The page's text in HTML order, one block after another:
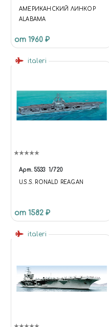
АМЕРИКАНСКИЙ ЛИНКОР
ALABAMA
от 1960 ₽
italeri
Арт. 5533 1/720
U.S.S. RONALD REAGAN
от 1582 ₽
italeri